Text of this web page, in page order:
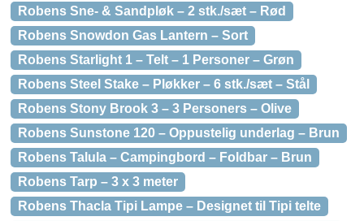
Robens Sne- & Sandpløk – 2 stk./sæt – Rød
Robens Snowdon Gas Lantern – Sort
Robens Starlight 1 – Telt – 1 Personer – Grøn
Robens Steel Stake – Pløkker – 6 stk./sæt – Stål
Robens Stony Brook 3 – 3 Personers – Olive
Robens Sunstone 120 – Oppustelig underlag – Brun
Robens Talula – Campingbord – Foldbar – Brun
Robens Tarp – 3 x 3 meter
Robens Thacla Tipi Lampe – Designet til Tipi telte